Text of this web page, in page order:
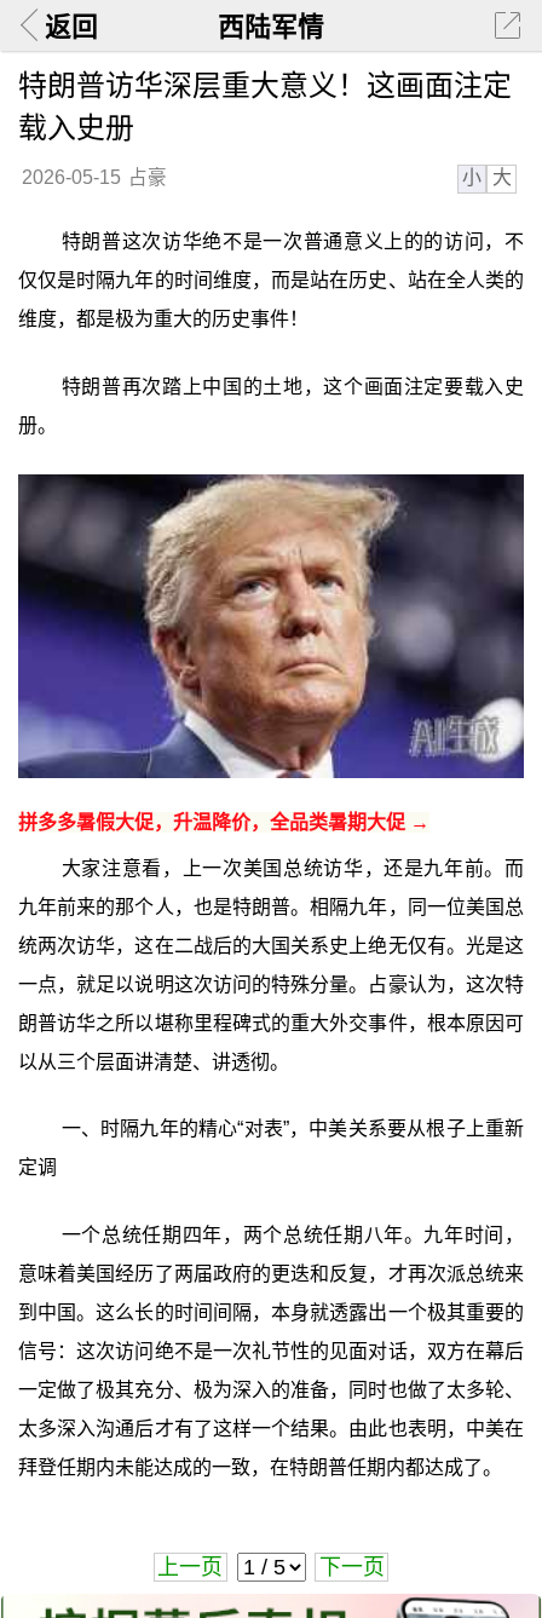
返回 西陆军情
特朗普访华深层重大意义！这画面注定
载入史册
2026-05-15 占豪 小 大
特朗普这次访华绝不是一次普通意义上的的访问，不
仅仅是时隔九年的时间维度，而是站在历史、站在全人类的
维度，都是极为重大的历史事件！
特朗普再次踏上中国的土地，这个画面注定要载入史
册。
拼多多暑假大促，升温降价，全品类暑期大促 →
大家注意看，上一次美国总统访华，还是九年前。而
九年前来的那个人，也是特朗普。相隔九年，同一位美国总
统两次访华，这在二战后的大国关系史上绝无仅有。光是这
一点，就足以说明这次访问的特殊分量。占豪认为，这次特
朗普访华之所以堪称里程碑式的重大外交事件，根本原因可
以从三个层面讲清楚、讲透彻。
一、时隔九年的精心“对表”，中美关系要从根子上重新
定调
一个总统任期四年，两个总统任期八年。九年时间，
意味着美国经历了两届政府的更迭和反复，才再次派总统来
到中国。这么长的时间间隔，本身就透露出一个极其重要的
信号：这次访问绝不是一次礼节性的见面对话，双方在幕后
一定做了极其充分、极为深入的准备，同时也做了太多轮、
太多深入沟通后才有了这样一个结果。由此也表明，中美在
拜登任期内未能达成的一致，在特朗普任期内都达成了。
上一页 下一页